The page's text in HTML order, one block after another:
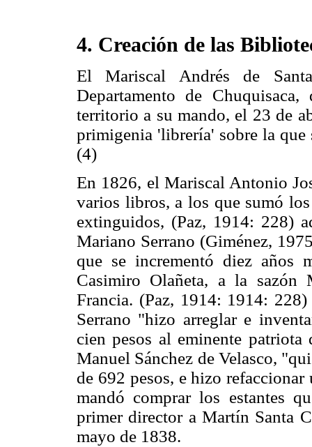
4. Creación de las
El Mariscal Andrés de
Departamento de
territorio a su mando, el 23 de
primigenia 'librería' sobre la
(4)
En 1826, el Mariscal Antonio
varios libros, a los que sumó
extinguidos, (Paz, 1914: 228)
Mariano Serrano (Giménez,
que se incrementó diez años
Casimiro Olañeta, a la
Francia. (Paz, 1914: 1914:
Serrano "hizo arreglar e
cien pesos al eminente
Manuel Sánchez de Velasco,
de 692 pesos, e hizo
mandó comprar los estantes
primer director a Martín Santa
mayo de 1838.